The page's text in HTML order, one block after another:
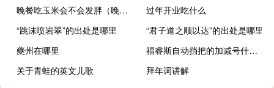
晚餐吃玉米会不会发胖（晚餐吃玉米会长胖吗）
过年开业吃什么
“跳沫喷岩翠”的出处是哪里
“君子道之顺以达”的出处是哪里
夔州在哪里
福睿斯自动挡把的加减号什么意思
关于青蛙的英文儿歌
拜年词讲解